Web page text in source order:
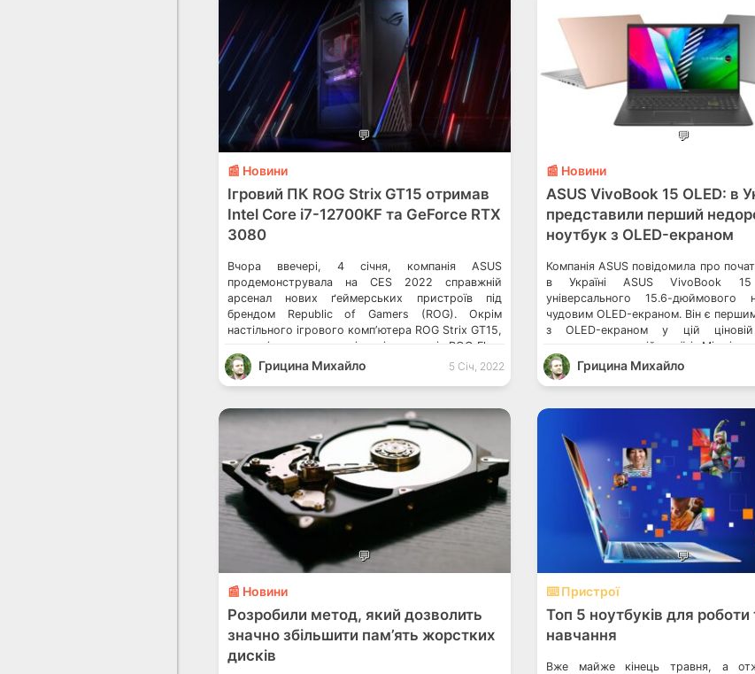
💬
📰 Новини
Ігровий ПК ROG Strix GT15 отримав
Intel Core i7-12700KF та GeForce RTX
3080
Вчора ввечері, 4 січня, компанія ASUS
продемонструвала на CES 2022 справжній
арсенал нових ґеймерських пристроїв під
брендом Republic of Gamers (ROG). Окрім
настільного ігрового компʼютера ROG Strix GT15,
компанія представила ігрові планшетів ROG Flow
Z13 та X13 із зовнішньою дискретною
відеокартою XG Mobile, ігрові ноутбуки ROG
[…]
Грицина Михайло 5 Січ, 2022
💬
📰 Новини
ASUS VivoBook 15 OLED: в
представили перший
ноутбук з OLED-екраном
Компанія ASUS повідомила про
в Україні ASUS VivoBook
універсального 15.6-дюймового
чудовим OLED-екраном. Він є
з OLED-екраном у цій ціновій
доступним у нашій країні. Між
також нещодавно представила
ноутбуки Vivobook Pro 14X/16X
[…]
Грицина Михайло
💬
📰 Новини
Розробили метод, який дозволить
значно збільшити пам’ять жорстких
дисків
💬
⌨️ Пристрої
Топ 5 ноутбуків для роботи
навчання
Вже майже кінець травня, а